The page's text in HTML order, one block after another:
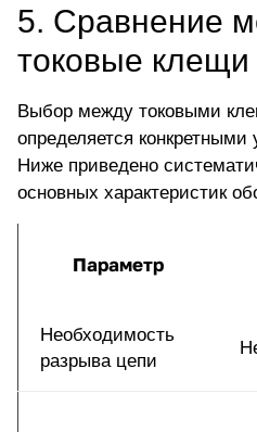
5. Сравнение
токовые
Выбор между токовыми
определяется
Ниже приведено
основных характеристик
Параметр
Необходимость
разрыва цепи